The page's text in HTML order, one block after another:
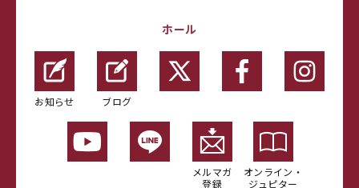
ホール
お知らせ ブログ
メルマガ
登録
オンライン・
ジュピター